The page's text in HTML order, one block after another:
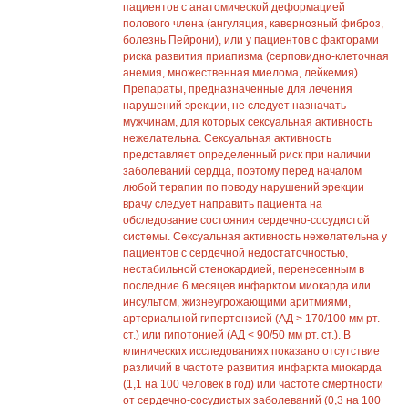
пациентов с анатомической деформацией
полового члена (ангуляция, кавернозный фиброз,
болезнь Пейрони), или у пациентов с факторами
риска развития приапизма (серповидно-клеточная
анемия, множественная миелома, лейкемия).
Препараты, предназначенные для лечения
нарушений эрекции, не следует назначать
мужчинам, для которых сексуальная активность
нежелательна. Сексуальная активность
представляет определенный риск при наличии
заболеваний сердца, поэтому перед началом
любой терапии по поводу нарушений эрекции
врачу следует направить пациента на
обследование состояния сердечно-сосудистой
системы. Сексуальная активность нежелательна у
пациентов с сердечной недостаточностью,
нестабильной стенокардией, перенесенным в
последние 6 месяцев инфарктом миокарда или
инсультом, жизнеугрожающими аритмиями,
артериальной гипертензией (АД > 170/100 мм рт.
ст.) или гипотонией (АД < 90/50 мм рт. ст.). В
клинических исследованиях показано отсутствие
различий в частоте развития инфаркта миокарда
(1,1 на 100 человек в год) или частоте смертности
от сердечно-сосудистых заболеваний (0,3 на 100